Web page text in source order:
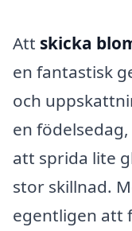
Att skicka
en fantastisk
och
en
att sprida lite
stor skillnad.
egentligen att